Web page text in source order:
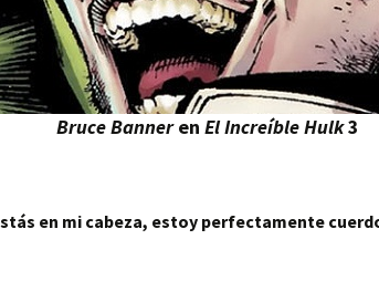
Bruce BannerenEl Increíble Hulk3
en mi cabeza, estoy perfectamente